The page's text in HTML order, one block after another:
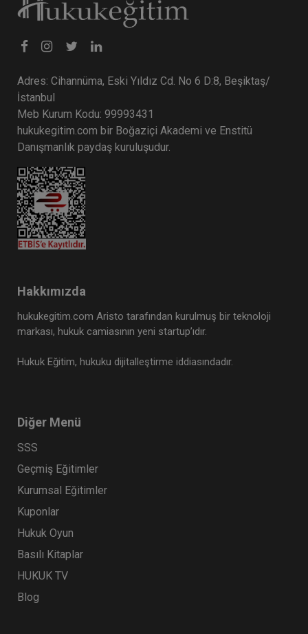
Müvekkille Görüşme Video Eğitimi
300 TL
Av. M. Ufuk TEKİN
300 TL
Av. M. Ufuk TEKİN
Adres: Cihannüma, Eski Yıldız Cd. No 6 D:8, Beşiktaş/
İstanbul
Meb Kurum Kodu: 99993431
hukukegitim.com bir Boğaziçi Akademi ve Enstitü
Danışmanlık paydaş kuruluşudur.
Hakkımızda
hukukegitim.com Aristo tarafından kurulmuş bir teknoloji
markası, hukuk camiasının yeni startup’ıdır.
Hukuk Eğitim, hukuku dijitalleştirme iddiasındadır.
Diğer Menü
SSS
Geçmiş Eğitimler
Kurumsal Eğitimler
Kuponlar
Hukuk Oyun
Basılı Kitaplar
HUKUK TV
Blog